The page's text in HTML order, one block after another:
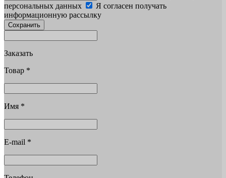
персональных данных
Я согласен получать
информационную рассылку
Сохранить
Заказать
Товар *
Имя *
E-mail *